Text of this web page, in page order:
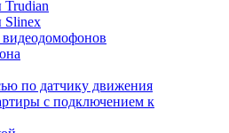
Slinex
видеодомофонов
по датчику движения
с подключением к